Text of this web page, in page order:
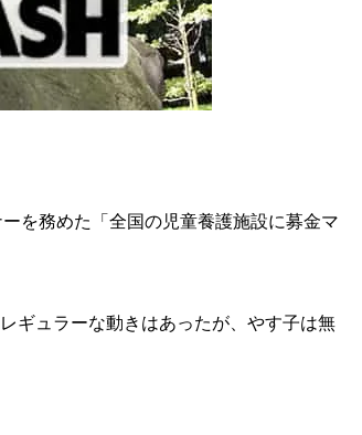
を務めた「全国の児童養護施設に募金マ
ギュラーな動きはあったが、やす子は無